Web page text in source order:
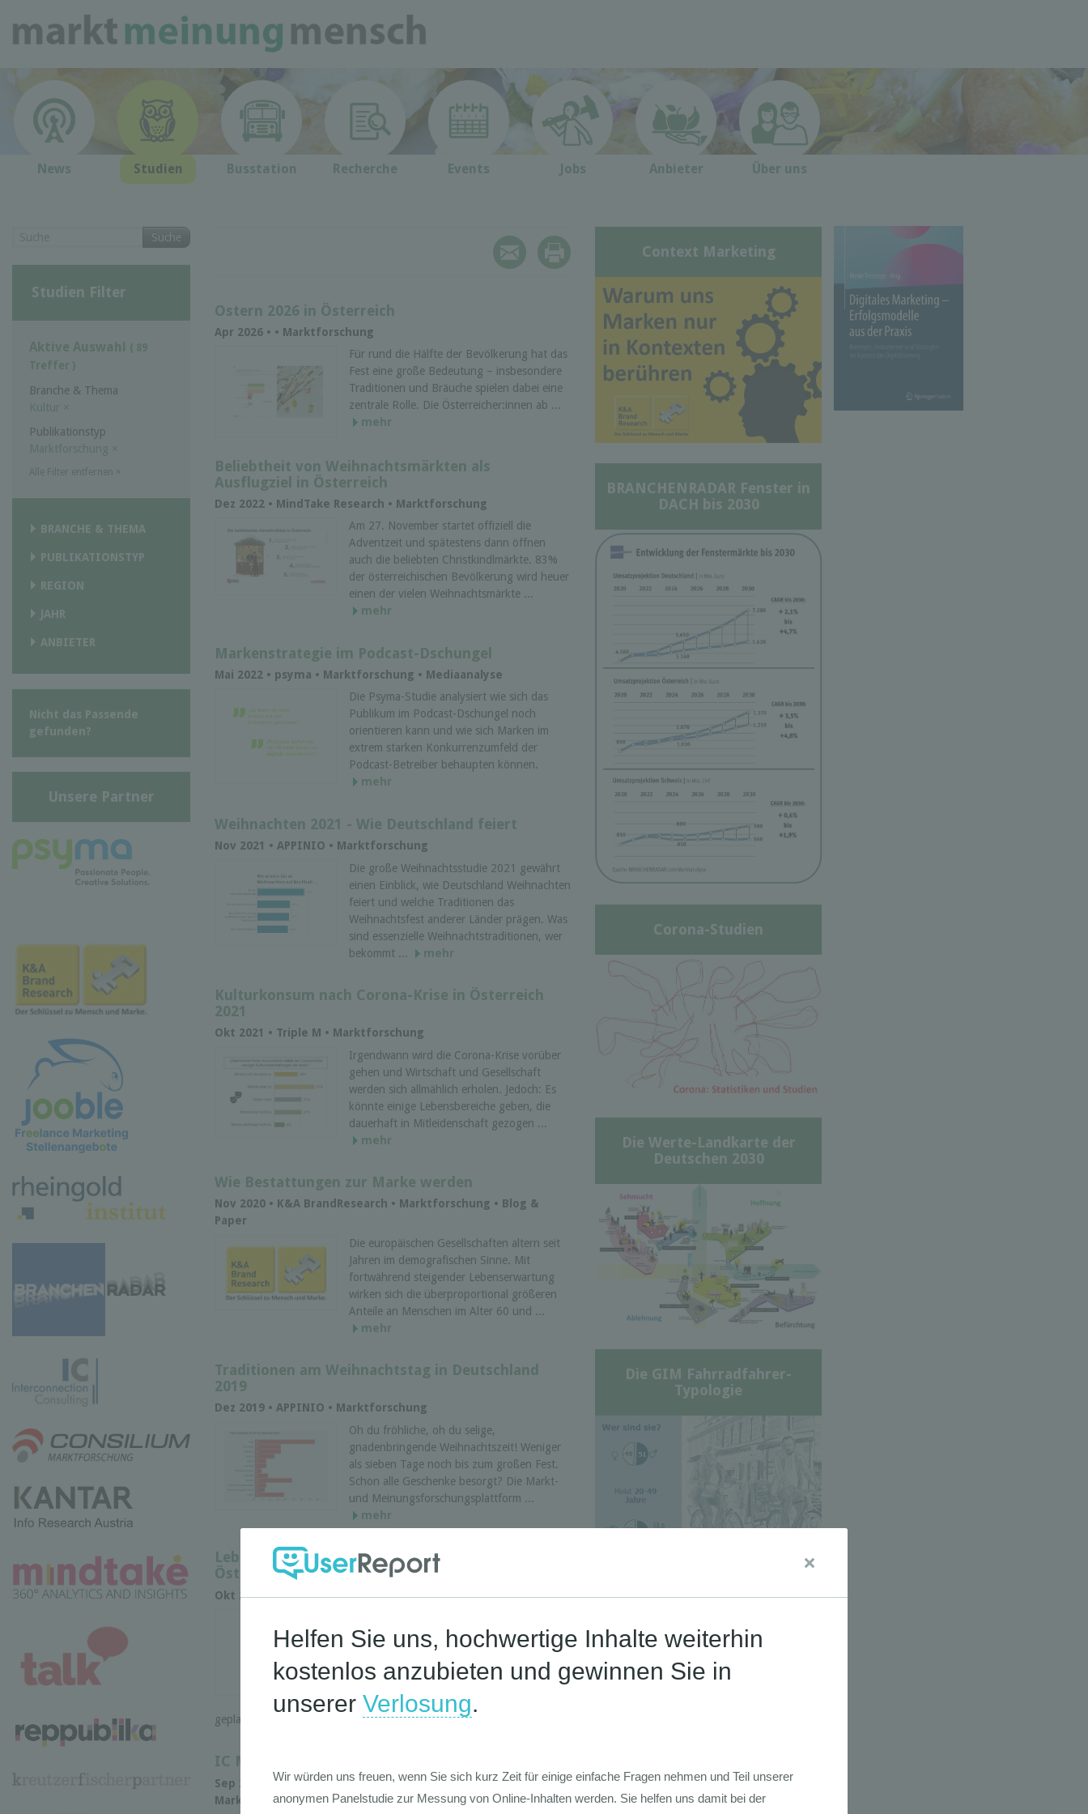
News Studien Busstation Recherche Events Jobs Anbieter Über uns
Ostern 2026 in Österreich
Apr 2026 • • Marktforschung
Für rund die Hälfte der Bevölkerung hat das
Fest eine große Bedeutung – insbesondere
Traditionen und Bräuche spielen dabei eine
zentrale Rolle. Die Österreicher:innen ab ...
mehr
Beliebtheit von Weihnachtsmärkten als
Ausflugziel in Österreich
Dez 2022 • MindTake Research • Marktforschung
Am 27. November startet offiziell die
Adventzeit und spätestens dann öffnen
auch die beliebten Christkindlmärkte. 83%
der österreichischen Bevölkerung wird heuer
einen der vielen Weihnachtsmärkte ...
mehr
Markenstrategie im Podcast-Dschungel
Mai 2022 • psyma • Marktforschung • Mediaanalyse
Die Psyma-Studie analysiert wie sich das
Publikum im Podcast-Dschungel noch
orientieren kann und wie sich Marken im
extrem starken Konkurrenzumfeld der
Podcast-Betreiber behaupten können.
mehr
Weihnachten 2021 - Wie Deutschland feiert
Nov 2021 • APPINIO • Marktforschung
Die große Weihnachtsstudie 2021 gewährt
einen Einblick, wie Deutschland Weihnachten
feiert und welche Traditionen das
Weihnachtsfest anderer Länder prägen. Was
sind essenzielle Weihnachtstraditionen, wer
bekommt ...
mehr
Kulturkonsum nach Corona-Krise in Österreich
2021
Okt 2021 • Triple M • Marktforschung
Irgendwann wird die Corona-Krise vorüber
gehen und Wirtschaft und Gesellschaft
werden sich allmählich erholen. Jedoch: Es
könnte einige Lebensbereiche geben, die
dauerhaft in Mitleidenschaft gezogen ...
mehr
Wie Bestattungen zur Marke werden
Nov 2020 • K&A BrandResearch • Marktforschung • Blog &
Paper
Die europäischen Gesellschaften altern seit
Jahren im demografischen Sinne. Mit
fortwährend steigender Lebenserwartung
wirken sich die überproportional größeren
Anteile an Menschen im Alter 60 und ...
mehr
Traditionen am Weihnachtstag in Deutschland
2019
Dez 2019 • APPINIO • Marktforschung
Oh du fröhliche, oh du selige,
gnadenbringende Weihnachtszeit! Weniger
als sieben Tage noch bis zum großen Fest.
Schon alle Geschenke besorgt? Die Markt-
und Meinungsforschungsplattform ...
mehr
Lebensstil und die Mediennutzung der
Österreicher 2019
Okt 2019 •GfK Austria• Marktforschung
folgenden Themenbereichen:
Mediennutzung (Bewegtbild, Audio, Print,
Online & cross-medial), Informationssuche-
Themeninteressen, ausgeübte Sportarten,
geplante Urlaubsarten und -orte, typische ...
mehr
IC Markettracking Versicherungen in Europa 2019
Sep 2019 •IC • Branchenstudien • Marktdaten •
Marktforschung • Marktanalyse
Suche
Studien Filter
Aktive Auswahl ( 89
Treffer )
Branche & Thema
Kultur
×
Publikationstyp
Marktforschung ×
BRANCHE & THEMA
PUBLIKATIONSTYP
REGION
JAHR
ANBIETER
Nicht das Passende
gefunden?
Unsere Partner
Context Marketing
BRANCHENRADAR Fenster in
DACH bis 2030
Corona-Studien
Die Werte-Landkarte der
Deutschen 2030
Die GIM Fahrradfahrer-
Typologie
Pro und Contra E-Bikes